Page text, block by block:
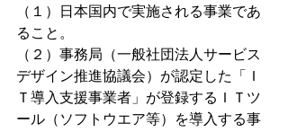
（１）日本国内で実施される事業であ
ること。
（２）事務局（一般社団法人サービス
デザイン推進協議会）が認定した「Ｉ
Ｔ導入支援事業者」が登録するＩＴツ
ール（ソフトウエア等）を導入する事